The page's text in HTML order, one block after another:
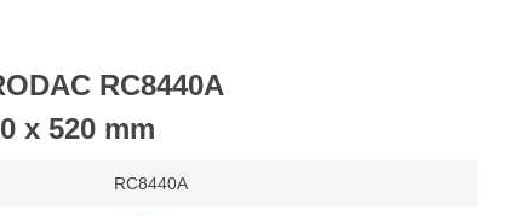
RC8440A
x 520 mm
RC8440A